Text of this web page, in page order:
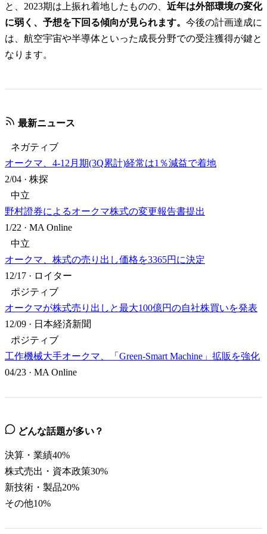
と、2023期は上振れ着地したものの、 近年は外部環境の変化
に弱く、予想を下回る傾向が見られます。 今後の計画達成に
は、航空宇宙や半導体といった成長分野での受注獲得が鍵と
なります。
最新ニュース
ネガティブ
オークマ、4-12月期(3Q累計)経常は1％減益で着地
2/04 · 株探
中立
野村證券によるオークマ株式の変更報告書提出
1/22 · MA Online
中立
オークマ、株式の売り出し価格を3365円に決定
12/17 · ロイター
ポジティブ
オークマが株式売り出しと最大100億円の自社株買いを発表
12/09 · 日本経済新聞
ポジティブ
工作機械大手オークマ、「Green-Smart Machine」拡販を強化
04/23 · MA Online
どんな話題が多い？
決算・業績40%
株式売出・資本政策30%
新技術・製品20%
その他10%